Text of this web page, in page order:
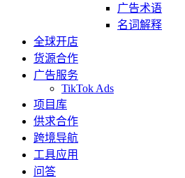
广告术语
名词解释
全球开店
货源合作
广告服务
TikTok Ads
项目库
供求合作
跨境导航
工具应用
问答